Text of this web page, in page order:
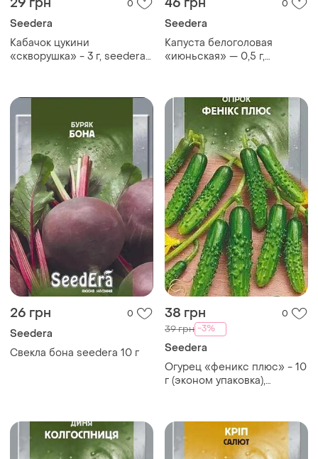
29 грн 0
Seedera
Кабачок цукини
«скворушка» - 3 г, seedera
46 грн 0
Seedera
Капуста белоголовая
«июньская» — 0,5 г,
26 грн 0
Seedera
Свекла бона seedera 10 г
38 грн 0
39 грн -3%
Seedera
Огурец «феникс плюс» - 10
г (эконом упаковка),